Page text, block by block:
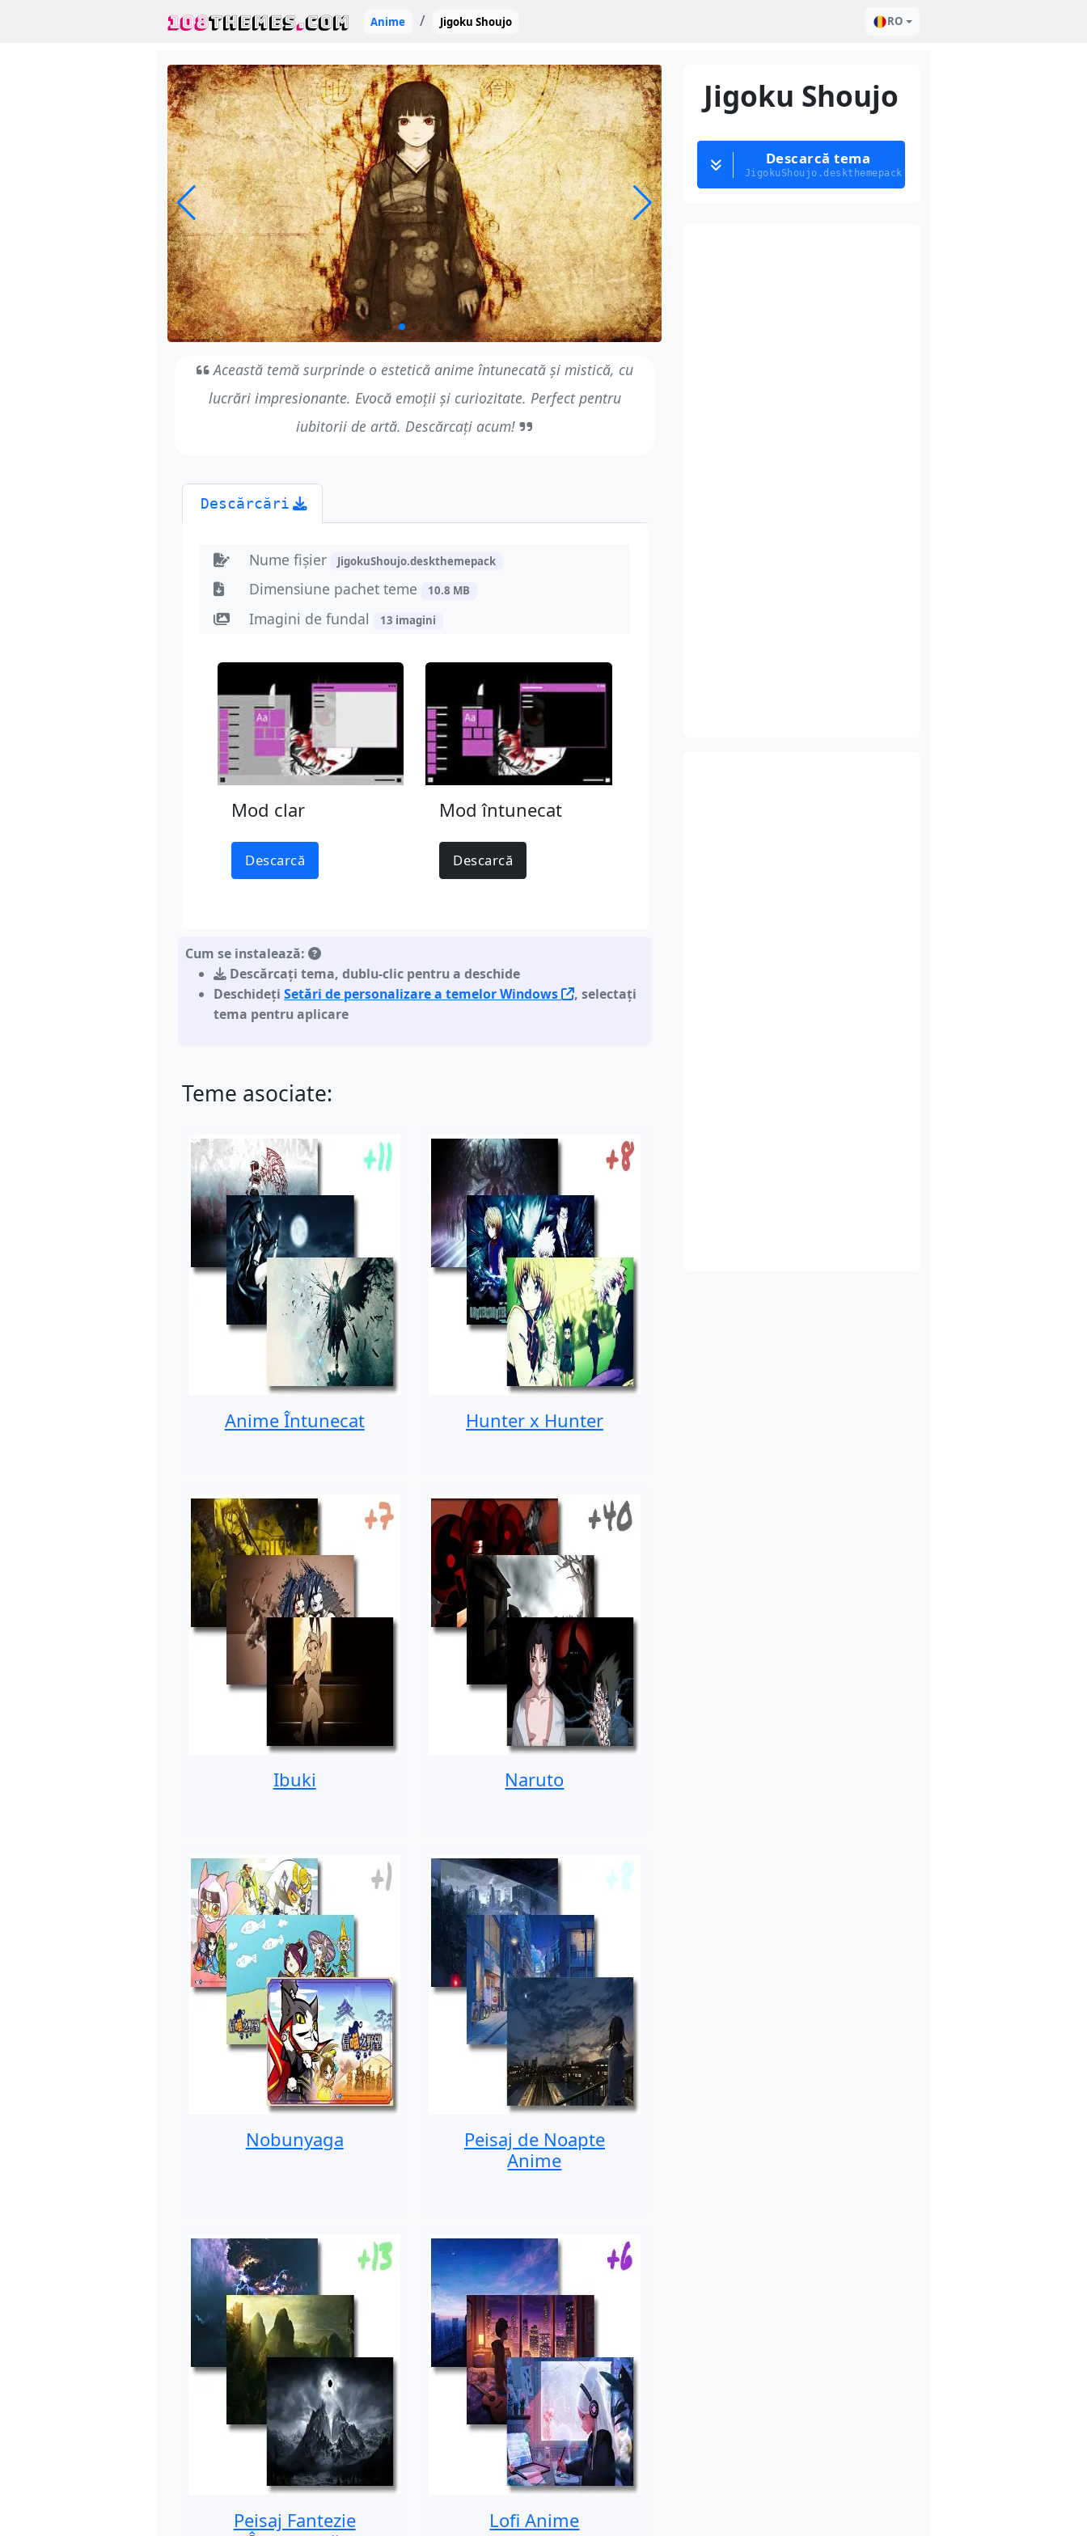
108THEMES.COM Anime Jigoku Shoujo RO
Această temă surprinde o estetică anime întunecată și mistică, cu
lucrări impresionante. Evocă emoții și curiozitate. Perfect pentru
iubitorii de artă. Descărcați acum!
Descărcări
Nume fișier JigokuShoujo.deskthemepack
Dimensiune pachet teme 10.8 MB
Imagini de fundal 13 imagini
Mod clar
Descarcă
Mod întunecat
Descarcă
Cum se instalează:
Descărcați tema,dublu-clic pentru a deschide
DeschidețiSetări de personalizare a temelor Windows
, selectați
tema pentru aplicare
Teme asociate:
Anime Întunecat Hunter x Hunter
Ibuki Naruto
Nobunyaga
Peisaj de Noapte
Anime
Peisaj Fantezie
Lofi Anime
Jigoku Shoujo
Descarcă tema
JigokuShoujo.deskthemepack